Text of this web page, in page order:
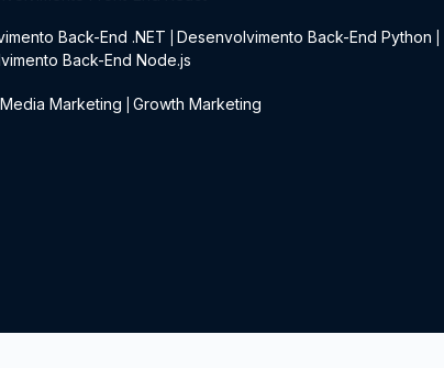
Back-End .NET Desenvolvimento Back-End Python
Back-End Node.js
Marketing Growth Marketing